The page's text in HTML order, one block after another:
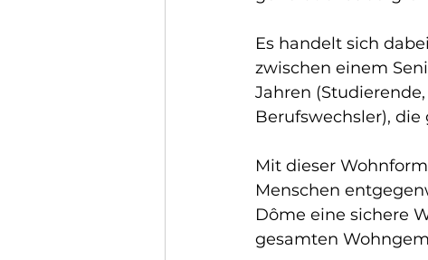
Es handelt sich
zwischen einem
Jahren
Berufswechsler),
Mit dieser
Menschen
Dôme eine sichere
gesamten